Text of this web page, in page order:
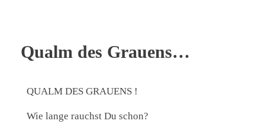
Qualm des Grauens…
QUALM DES GRAUENS !
Wie lange rauchst Du schon?